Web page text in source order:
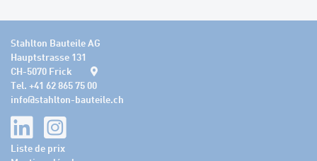
Stahlton Bauteile AG
Hauptstrasse 131
CH-5070 Frick
Tel. +41 62 865 75 00
info@stahlton-bauteile.ch
Liste de prix